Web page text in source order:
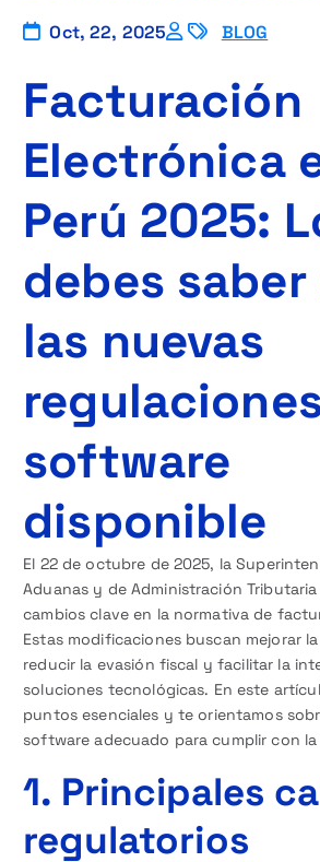
Oct, 22, 2025 BLOG
Facturación
Electrónica
Perú 2025:
debes
las nuevas
software
disponible
El 22 de octubre de 2025, la
Aduanas y de Administración Tributaria
cambios clave en la normativa de
Estas modificaciones buscan mejorar
reducir la evasión fiscal y facilitar la
soluciones tecnológicas. En este
puntos esenciales y te orientamos
software adecuado para cumplir con
1. Principales
regulatorios